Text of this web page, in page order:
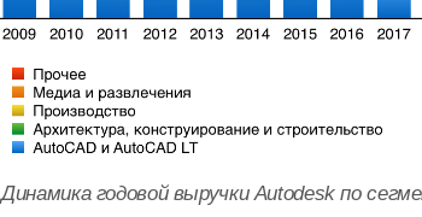
Динамика годовой выручки Autodesk по